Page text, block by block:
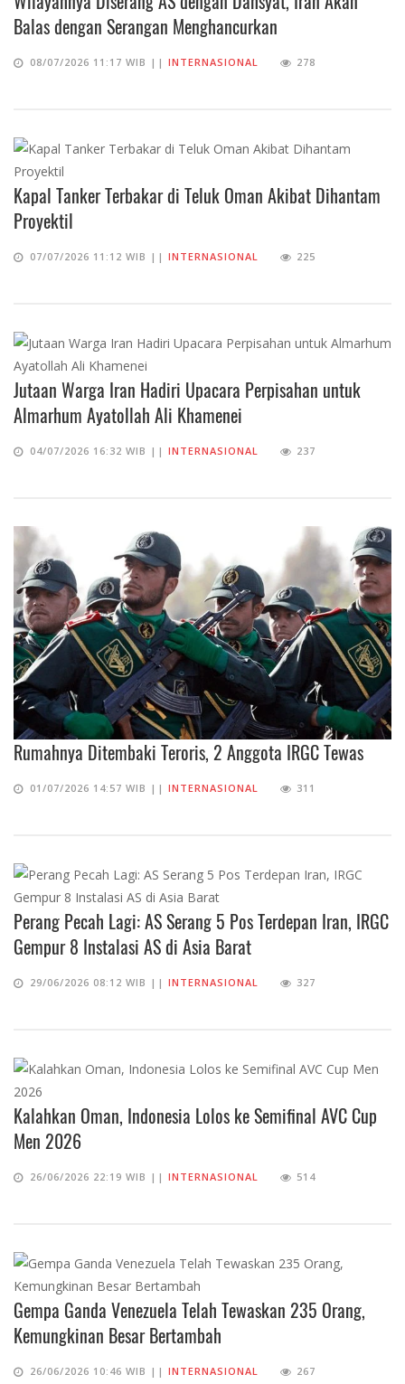
Balas dengan Serangan Menghancurkan
08/07/2026 11:17 WIB || INTERNASIONAL 278
Kapal Tanker Terbakar di Teluk Oman Akibat Dihantam
Proyektil
07/07/2026 11:12 WIB || INTERNASIONAL 225
Jutaan Warga Iran Hadiri Upacara Perpisahan untuk
Almarhum Ayatollah Ali Khamenei
04/07/2026 16:32 WIB || INTERNASIONAL 237
Rumahnya Ditembaki Teroris, 2 Anggota IRGC Tewas
01/07/2026 14:57 WIB || INTERNASIONAL 311
Perang Pecah Lagi: AS Serang 5 Pos Terdepan Iran, IRGC
Gempur 8 Instalasi AS di Asia Barat
29/06/2026 08:12 WIB || INTERNASIONAL 327
Kalahkan Oman, Indonesia Lolos ke Semifinal AVC Cup
Men 2026
26/06/2026 22:19 WIB || INTERNASIONAL 514
Gempa Ganda Venezuela Telah Tewaskan 235 Orang,
Kemungkinan Besar Bertambah
26/06/2026 10:46 WIB || INTERNASIONAL 267